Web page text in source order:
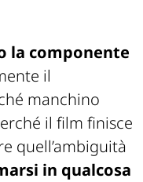
la componente
il
manchino
il film finisce
quell’ambiguità
in qualcosa